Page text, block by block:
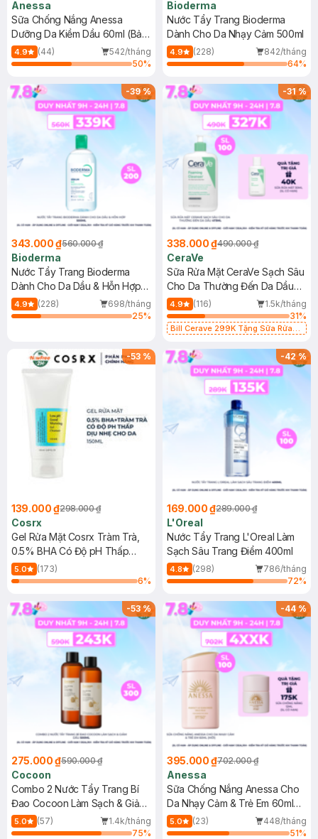
Anessa
Sữa Chống Nắng Anessa
Dưỡng Da Kiềm Dầu 60ml (Bản
Mới)
4.9 (44)
542/tháng
50%
Bioderma
Nước Tẩy Trang Bioderma
Dành Cho Da Nhạy Cảm 500ml
4.9 (228)
842/tháng
64%
-39%
343.000 ₫560.000 ₫
Bioderma
Nước Tẩy Trang Bioderma
Dành Cho Da Dầu & Hỗn Hợp
500ml
4.9 (228)
698/tháng
25%
-31%
338.000 ₫490.000 ₫
CeraVe
Sữa Rửa Mặt CeraVe Sạch Sâu
Cho Da Thường Đến Da Dầu
473ml
4.9 (116)
1.5k/tháng
31%
Bill Cerave 299K Tặng Sữa Rửa
-53 %
139.000 ₫298.000 ₫
Cosrx
Gel Rửa Mặt Cosrx Tràm Trà,
0.5% BHA Có Độ pH Thấp
150ml
5.0
(173)
6%
-42%
169.000 ₫289.000 ₫
L'Oreal
Nước Tẩy Trang L'Oreal Làm
Sạch Sâu Trang Điểm 400ml
4.8 (298)
786/tháng
72%
-53%
275.000 ₫590.000 ₫
Cocoon
Combo 2 Nước Tẩy Trang Bí
Đao Cocoon Làm Sạch & Giảm
Dầu 500ml
5.0 (57)
1.4k/tháng
75%
-44%
395.000 ₫702.000 ₫
Anessa
Sữa Chống Nắng Anessa Cho
Da Nhạy Cảm & Trẻ Em 60ml
(Mới)
5.0 (23)
448/tháng
51%